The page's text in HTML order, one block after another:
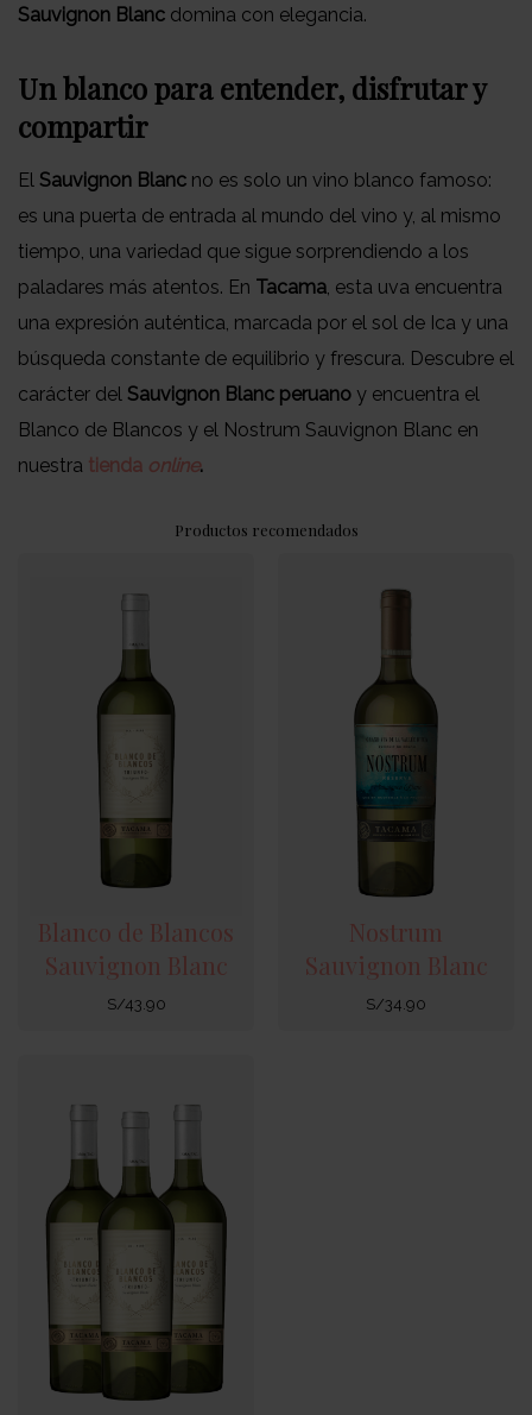
Sauvignon Blanc domina con elegancia.
Un blanco para entender, disfrutar y
compartir
El Sauvignon Blanc no es solo un vino blanco famoso:
es una puerta de entrada al mundo del vino y, al mismo
tiempo, una variedad que sigue sorprendiendo a los
paladares más atentos. En Tacama, esta uva encuentra
una expresión auténtica, marcada por el sol de Ica y una
búsqueda constante de equilibrio y frescura. Descubre el
carácter del Sauvignon Blanc peruano y encuentra el
Blanco de Blancos y el Nostrum Sauvignon Blanc en
nuestra tienda online.
Productos recomendados
Blanco de Blancos
Sauvignon Blanc
S/43.90
Nostrum
Sauvignon Blanc
S/34.90